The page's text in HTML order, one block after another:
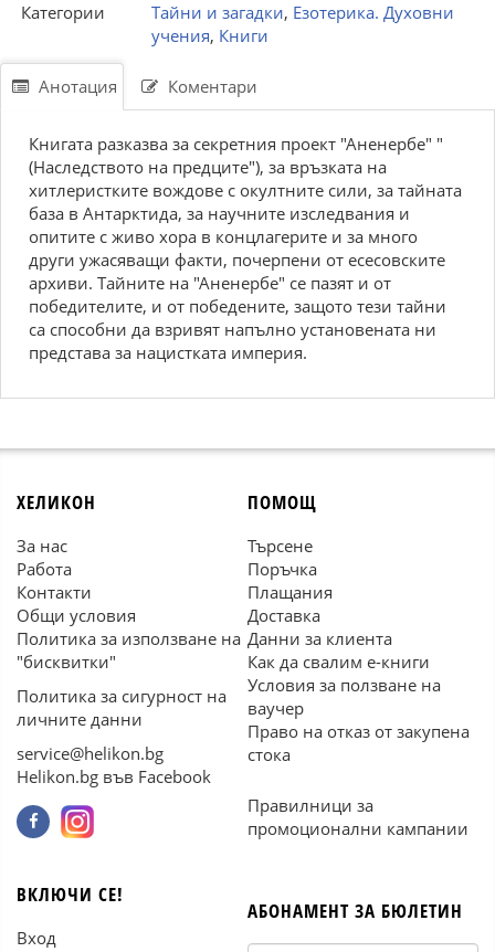
Категории
Тайни и загадки, Езотерика. Духовни
учения, Книги
Анотация Коментари
Книгата разказва за секретния проект "Аненербе" "
(Наследството на предците"), за връзката на
хитлеристките вождове с окултните сили, за тайната
база в Антарктида, за научните изследвания и
опитите с живо хора в концлагерите и за много
други ужасяващи факти, почерпени от есесовските
архиви. Тайните на "Аненербе" се пазят и от
победителите, и от победените, защото тези тайни
са способни да взривят напълно установената ни
представа за нацистката империя.
ХЕЛИКОН
За нас
Работа
Контакти
Общи условия
Политика за използване на
"бисквитки"
Политика за сигурност на
личните данни
service@helikon.bg
Helikon.bg във Facebook
ПОМОЩ
Търсене
Поръчка
Плащания
Доставка
Данни за клиента
Как да свалим е-книги
Условия за ползване на
ваучер
Право на отказ от закупена
стока
Правилници за
промоционални кампании
ВКЛЮЧИ СЕ!
Вход
АБОНАМЕНТ ЗА БЮЛЕТИН